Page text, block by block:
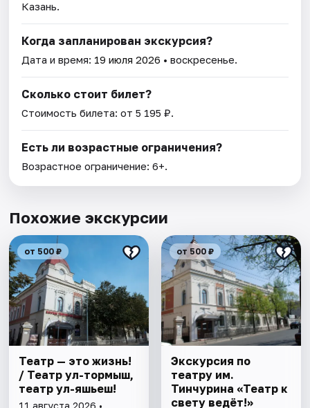
Казань.
Когда запланирован экскурсия?
Дата и время: 19 июля 2026 • воскресенье.
Сколько стоит билет?
Стоимость билета: от 5 195 ₽.
Есть ли возрастные ограничения?
Возрастное ограничение: 6+.
Похожие экскурсии
от 500 ₽
Театр — это жизнь!
/ Театр ул-тормыш,
театр ул-яшьеш!
от 500 ₽
Экскурсия по
театру им.
Тинчурина «Театр к
свету ведёт!»